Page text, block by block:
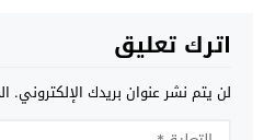
اترك تعليق
لن يتم نشر عنوان بريدك الإلكتروني.